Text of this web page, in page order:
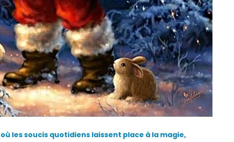
les soucis quotidiens laissent place à la magie,